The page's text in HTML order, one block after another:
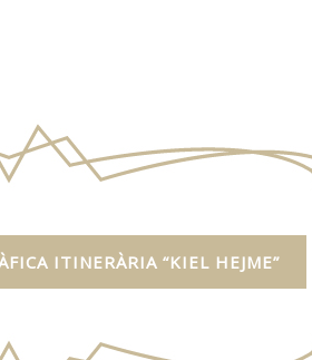
ITINERÀRIA “KIEL HEJME”